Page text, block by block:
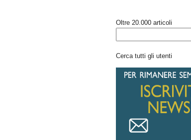
Oltre 20.000 articoli
Cerca tutti gli utenti